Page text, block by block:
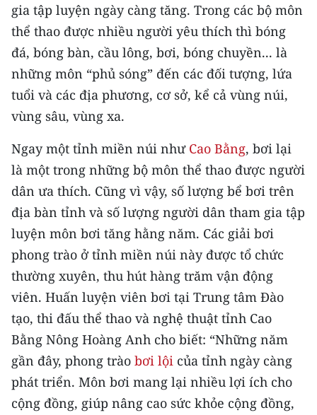
MỘT SẢN PHẨM
RADIO
MEDIA CENTER
E-Magazine
Video
Media Chính trị
Media Kinh tế
Media Văn hóa
Media Xã hội
Media Pháp luật
Media Du lịch
Media Thế giới
Media Thể thao
gia tập luyện ngày càng tăng. Trong các bộ môn
thể thao được nhiều người yêu thích thì bóng
đá, bóng bàn, cầu lông, bơi, bóng chuyền... là
những môn “phủ sóng” đến các đối tượng, lứa
tuổi và các địa phương, cơ sở, kể cả vùng núi,
vùng sâu, vùng xa.
Ngay một tỉnh miền núi như Cao Bằng, bơi lại
là một trong những bộ môn thể thao được người
dân ưa thích. Cũng vì vậy, số lượng bể bơi trên
địa bàn tỉnh và số lượng người dân tham gia tập
luyện môn bơi tăng hằng năm. Các giải bơi
phong trào ở tỉnh miền núi này được tổ chức
thường xuyên, thu hút hàng trăm vận động
viên. Huấn luyện viên bơi tại Trung tâm Đào
tạo, thi đấu thể thao và nghệ thuật tỉnh Cao
Bằng Nông Hoàng Anh cho biết: “Những năm
gần đây, phong trào bơi lội của tỉnh ngày càng
phát triển. Môn bơi mang lại nhiều lợi ích cho
cộng đồng, giúp nâng cao sức khỏe cộng đồng,